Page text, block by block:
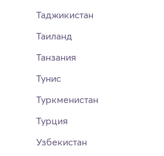
Таджикистан
Таиланд
Танзания
Тунис
Туркменистан
Турция
Узбекистан